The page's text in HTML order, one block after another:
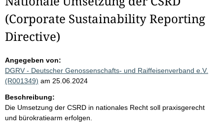
(Corporate Sustainability Reporting
Directive)
Angegeben von:
DGRV - Deutscher Genossenschafts- und Raiffeisenverband e.V.
(R001349) am 25.06.2024
Beschreibung:
Die Umsetzung der CSRD in nationales Recht soll praxisgerecht
und bürokratiearm erfolgen.